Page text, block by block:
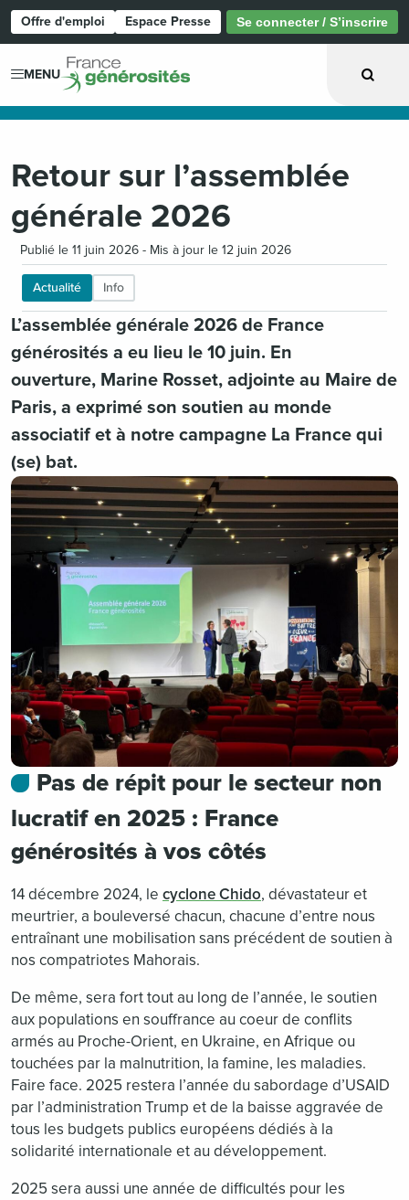
Offre d'emploi Espace Presse Se connecter / S’inscrire
MENU
Retour sur l’assemblée
générale 2026
Publié le 11 juin 2026 - Mis à jour le 12 juin 2026
Actualité Info
L’assemblée générale 2026 de France
générosités a eu lieu le 10 juin. En
ouverture, Marine Rosset, adjointe au Maire de
Paris, a exprimé son soutien au monde
associatif et à notre campagne La France qui
(se) bat.
Pas de répit pour le secteur non
lucratif en 2025 : France
générosités à vos côtés
14 décembre 2024, le cyclone Chido, dévastateur et
meurtrier, a bouleversé chacun, chacune d’entre nous
entraînant une mobilisation sans précédent de soutien à
nos compatriotes Mahorais.
De même, sera fort tout au long de l’année, le soutien
aux populations en souffrance au coeur de conflits
armés au Proche-Orient, en Ukraine, en Afrique ou
touchées par la malnutrition, la famine, les maladies.
Faire face. 2025 restera l’année du sabordage d’USAID
par l’administration Trump et de la baisse aggravée de
tous les budgets publics européens dédiés à la
solidarité internationale et au développement.
2025 sera aussi une année de difficultés pour les